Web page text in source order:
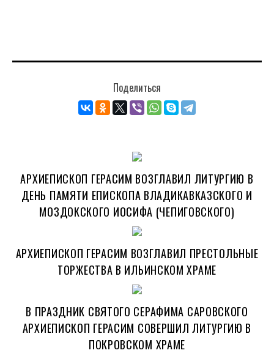
Поделиться
АРХИЕПИСКОП ГЕРАСИМ ВОЗГЛАВИЛ ЛИТУРГИЮ В
ДЕНЬ ПАМЯТИ ЕПИСКОПА ВЛАДИКАВКАЗСКОГО И
МОЗДОКСКОГО ИОСИФА (ЧЕПИГОВСКОГО)
АРХИЕПИСКОП ГЕРАСИМ ВОЗГЛАВИЛ ПРЕСТОЛЬНЫЕ
ТОРЖЕСТВА В ИЛЬИНСКОМ ХРАМЕ
В ПРАЗДНИК СВЯТОГО СЕРАФИМА САРОВСКОГО
АРХИЕПИСКОП ГЕРАСИМ СОВЕРШИЛ ЛИТУРГИЮ В
ПОКРОВСКОМ ХРАМЕ